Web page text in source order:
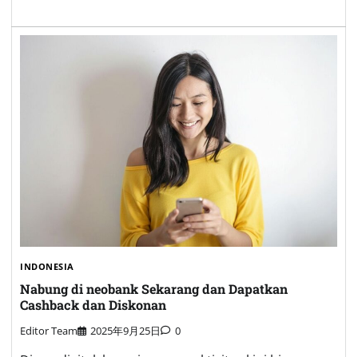
INDONESIA
Nabung di neobank Sekarang dan Dapatkan
Cashback dan Diskonan
Editor Team 2025年9月25日 0